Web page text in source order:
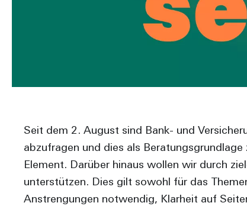
Seit dem 2. August sind Bank- und
abzufragen und dies als
Element. Darüber hinaus wollen wir durch
unterstützen. Dies gilt sowohl für das
Anstrengungen notwendig, Klarheit auf